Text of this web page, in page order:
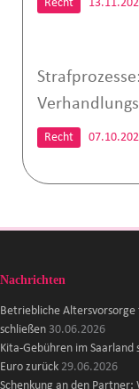
Recht
Recht
Nachrichten
Betriebliche Altersvorsorge
schließen 30.06.2026
Kita-Gebühren im Saarland
Euro zurück 29.06.2026
Schenkung an den Partner: